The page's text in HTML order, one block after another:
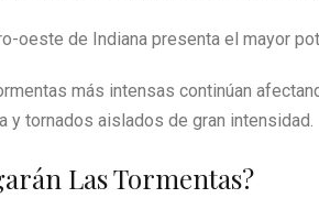
oeste de Indiana presenta el mayor
más intensas continúan
y tornados aislados de gran intensidad.
Las Tormentas?